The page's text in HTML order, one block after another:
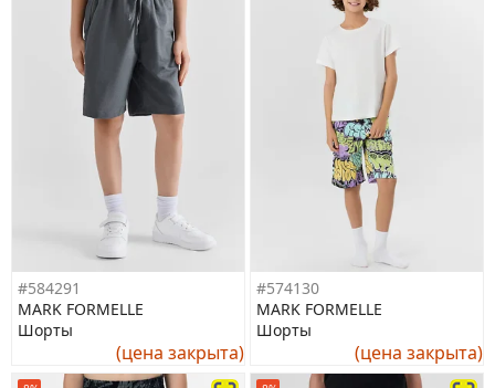
#584291
MARK FORMELLE
Шорты
(цена закрыта)
#574130
MARK FORMELLE
Шорты
(цена закрыта)